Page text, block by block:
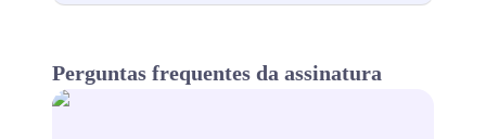
Perguntas frequentes da assinatura